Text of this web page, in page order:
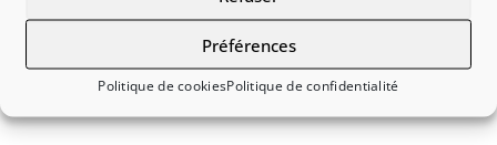
Préférences
Politique de cookiesPolitique de confidentialité
E37
clignote
en
continu
éteinte
clignote
continu
1